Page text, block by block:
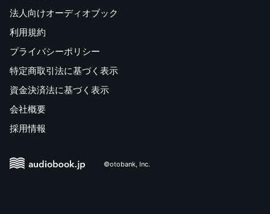
法人向けオーディオブック
利用規約
プライバシーポリシー
特定商取引法に基づく表示
資金決済法に基づく表示
会社概要
採用情報
©otobank, Inc.